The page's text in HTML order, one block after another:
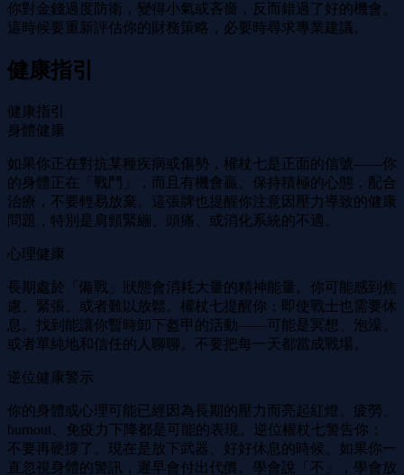
你對金錢過度防衛，變得小氣或吝嗇，反而錯過了好的機會。
這時候要重新評估你的財務策略，必要時尋求專業建議。
健康指引
健康指引
身體健康
如果你正在對抗某種疾病或傷勢，權杖七是正面的信號——你
的身體正在「戰鬥」，而且有機會贏。保持積極的心態，配合
治療，不要輕易放棄。這張牌也提醒你注意因壓力導致的健康
問題，特別是肩頸緊繃、頭痛、或消化系統的不適。
心理健康
長期處於「備戰」狀態會消耗大量的精神能量。你可能感到焦
慮、緊張、或者難以放鬆。權杖七提醒你：即使戰士也需要休
息。找到能讓你暫時卸下盔甲的活動——可能是冥想、泡澡、
或者單純地和信任的人聊聊。不要把每一天都當成戰場。
逆位健康警示
你的身體或心理可能已經因為長期的壓力而亮起紅燈。疲勞、
burnout、免疫力下降都是可能的表現。逆位權杖七警告你：
不要再硬撐了。現在是放下武器、好好休息的時候。如果你一
直忽視身體的警訊，遲早會付出代價。學會說「不」，學會放